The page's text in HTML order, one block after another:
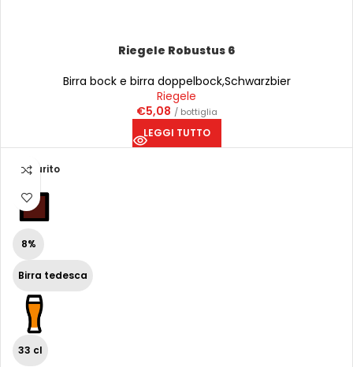
Riegele Robustus 6
Birra bock e birra doppelbock,Schwarzbier
Riegele
€5,08 / bottiglia
LEGGI TUTTO
Esaurito
8%
Birra tedesca
33 cl